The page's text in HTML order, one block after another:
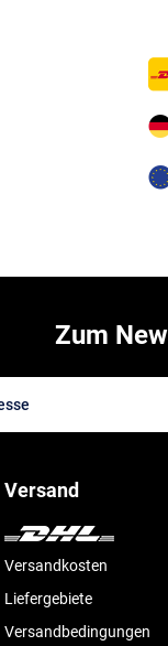
Zum
Versand
Versandkosten
Liefergebiete
Versandbedingungen